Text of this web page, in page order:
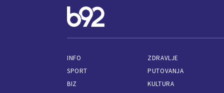
INFO
SPORT
BIZ
ZDRAVLJE
PUTOVANJA
KULTURA